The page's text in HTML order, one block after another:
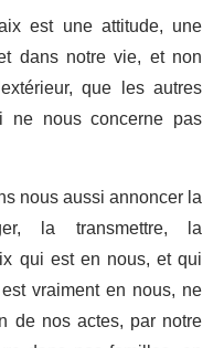
est une attitude, une
dans notre vie, et non
que les autres
nous concerne pas
nous aussi annoncer la
la transmettre, la
qui est en nous, et qui
vraiment en nous, ne
de nos actes, par notre